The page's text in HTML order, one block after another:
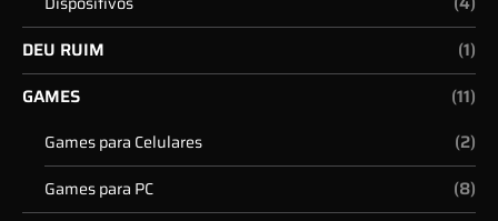
DEU RUIM
(1)
GAMES
(11)
Games para Celulares (2)
Games para PC
(8)